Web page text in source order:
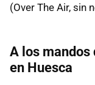
(Over The Air, sin
A los mandos
en Huesca